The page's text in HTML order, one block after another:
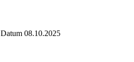
Datum 08.10.2025